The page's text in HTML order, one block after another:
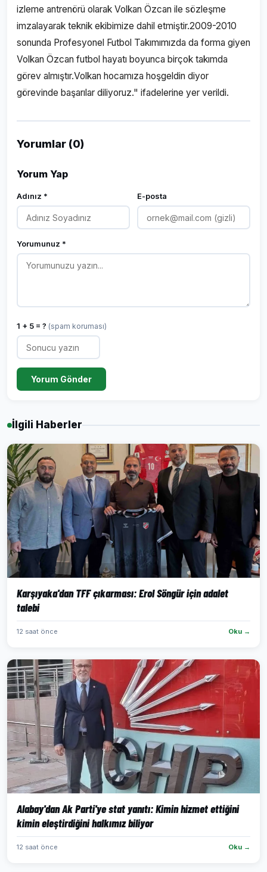
izleme antrenörü olarak Volkan Özcan ile sözleşme
imzalayarak teknik ekibimize dahil etmiştir.2009-2010
sonunda Profesyonel Futbol Takımımızda da forma giyen
Volkan Özcan futbol hayatı boyunca birçok takımda
görev almıştır.Volkan hocamıza hoşgeldin diyor
görevinde başarılar diliyoruz." ifadelerine yer verildi.
Yorumlar (0)
Yorum Yap
Adınız * E-posta
Yorumunuz *
1 + 5 = ? (spam koruması)
Yorum Gönder
İlgili Haberler
Karşıyaka'dan TFF çıkarması: Erol Söngür için adalet
talebi
12 saat önce Oku →
Alabay'dan Ak Parti'ye stat yanıtı: Kimin hizmet ettiğini
kimin eleştirdiğini halkımız biliyor
12 saat önce Oku →